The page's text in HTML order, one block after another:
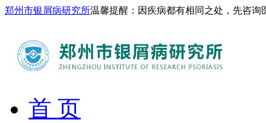
郑州市银屑病研究所温馨提醒：因疾病都有相同之处，先咨
首 页